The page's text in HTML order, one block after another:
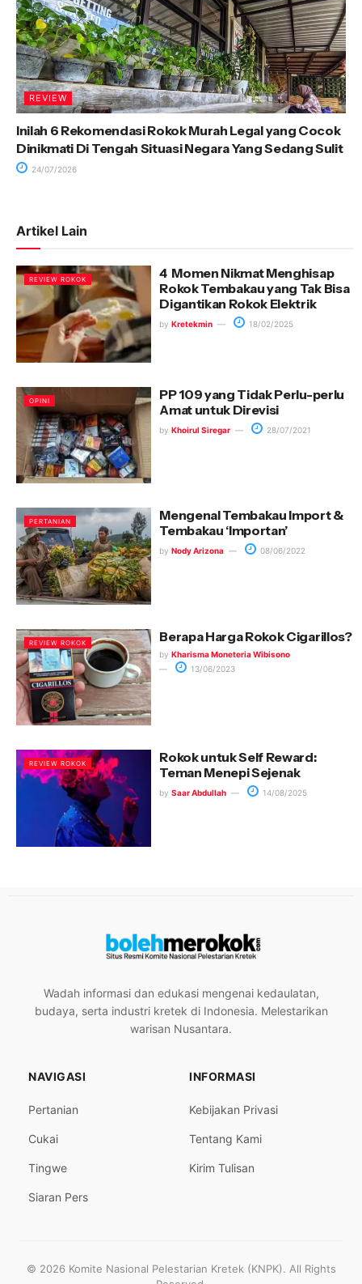
REVIEW
Inilah 6 Rekomendasi Rokok Murah Legal yang Cocok
Dinikmati Di Tengah Situasi Negara Yang Sedang Sulit
24/07/2026
Artikel Lain
REVIEW ROKOK
4 Momen Nikmat Menghisap
Rokok Tembakau yang Tak Bisa
Digantikan Rokok Elektrik
by Kretekmin 18/02/2025
OPINI
PP 109 yang Tidak Perlu-perlu
Amat untuk Direvisi
by Khoirul Siregar 28/07/2021
PERTANIAN
Mengenal Tembakau Import &
Tembakau ‘Importan’
by Nody Arizona 08/06/2022
REVIEW ROKOK Berapa Harga Rokok Cigarillos?
by Kharisma Moneteria Wibisono
13/06/2023
REVIEW ROKOK
Rokok untuk Self Reward:
Teman Menepi Sejenak
by Saar Abdullah 14/08/2025
Wadah informasi dan edukasi mengenai kedaulatan,
budaya, serta industri kretek di Indonesia. Melestarikan
warisan Nusantara.
NAVIGASI
Pertanian
Cukai
Tingwe
Siaran Pers
INFORMASI
Kebijakan Privasi
Tentang Kami
Kirim Tulisan
© 2026 Komite Nasional Pelestarian Kretek (KNPK). All Rights